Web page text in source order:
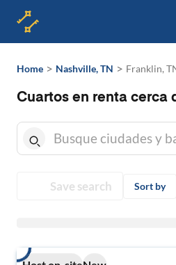
Home > Nashville, TN > Franklin,
Cuartos en renta cerca
Save search Sort by